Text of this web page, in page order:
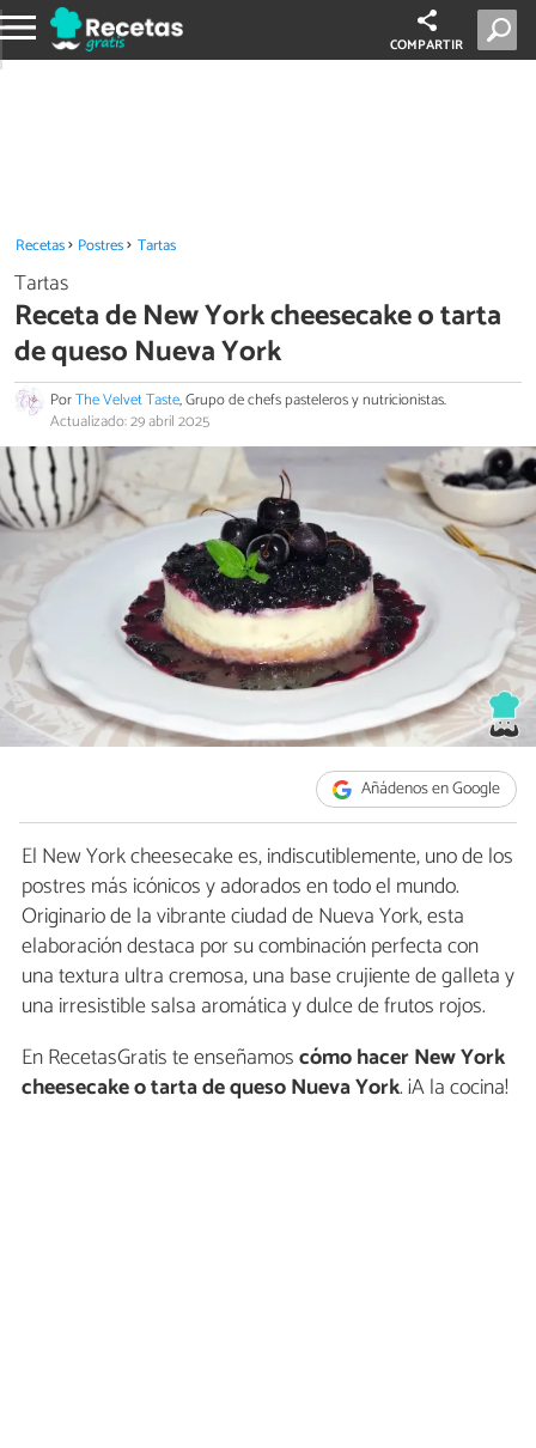
COMPARTIR
Recetas Postres Tartas
Tartas
Receta de New York cheesecake o tarta
de queso Nueva York
PorThe Velvet Taste, Grupo de chefs pasteleros y nutricionistas.
Actualizado: 29 abril 2025
Añádenos en Google
El New York cheesecake es, indiscutiblemente, uno de los
postres más icónicos y adorados en todo el mundo.
Originario de la vibrante ciudad de Nueva York, esta
elaboración destaca por su combinación perfecta con
una textura ultra cremosa, una base crujiente de galleta y
una irresistible salsa aromática y dulce de frutos rojos.
En RecetasGratis te enseñamoscómo hacerNew York
cheesecake o tarta de queso Nueva York. ¡A la cocina!